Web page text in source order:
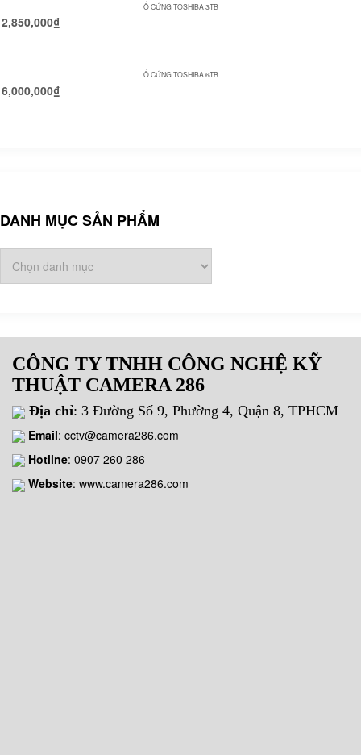
Ổ CỨNG TOSHIBA 3TB
2,850,000₫
Ổ CỨNG TOSHIBA 6TB
6,000,000₫
DANH MỤC SẢN PHẨM
CÔNG TY TNHH CÔNG NGHỆ KỸ
THUẬT CAMERA 286
Địa chỉ: 3 Đường Số 9, Phường 4, Quận 8, TPHCM
Email: cctv@camera286.com
Hotline: 0907 260 286
Website: www.camera286.com